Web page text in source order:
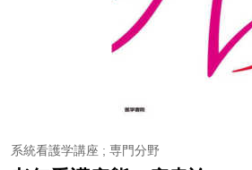
系統看護学講座 ; 専門分野